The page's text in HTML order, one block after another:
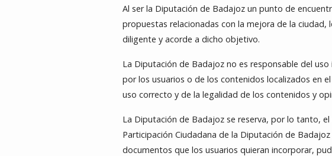
Al ser la Diputación de Badajoz un punto de
propuestas relacionadas con la mejora de la ciudad,
diligente y acorde a dicho objetivo.
La Diputación de Badajoz no es responsable del
por los usuarios o de los contenidos localizados en
uso correcto y de la legalidad de los contenidos y
La Diputación de Badajoz se reserva, por lo tanto,
Participación Ciudadana de la Diputación de
documentos que los usuarios quieran incorporar,